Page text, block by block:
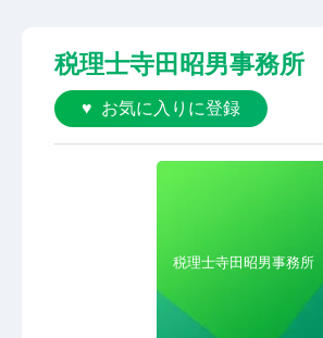
税理士寺田昭男事務所
お気に入りに登録
税理士寺田昭男事務所